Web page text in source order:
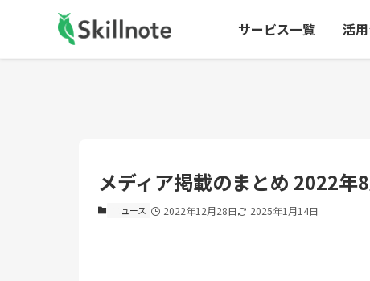
サービス一覧 活
メディア掲載のまとめ 2022年
ニュース 2022年12月28日 2025年1月14日